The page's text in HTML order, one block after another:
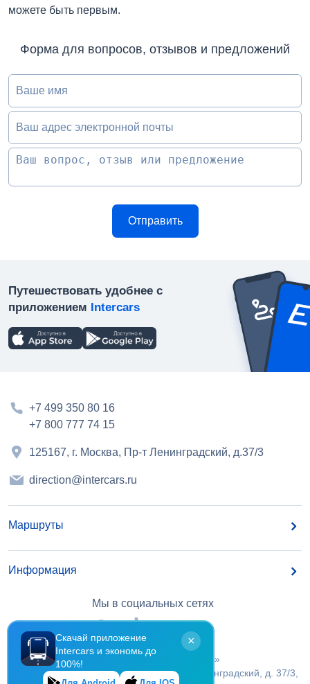
Скачай приложение
Intercars и экономь до
100%!
×
можете быть первым.
Форма для вопросов, отзывов и предложений
Ваше имя
Ваш адрес электронной почты
Путешествовать удобнее с
приложением Intercars
+7 499 350 80 16
+7 800 777 74 15
125167, г. Москва, Пр-т Ленинградский, д.37/3
direction@intercars.ru
Маршруты
Информация
Мы в социальных сетях
, OOO «БайерТранс»
Российская Федерация, г.Москва, Пр-т Ленинградский, д. 37/3,